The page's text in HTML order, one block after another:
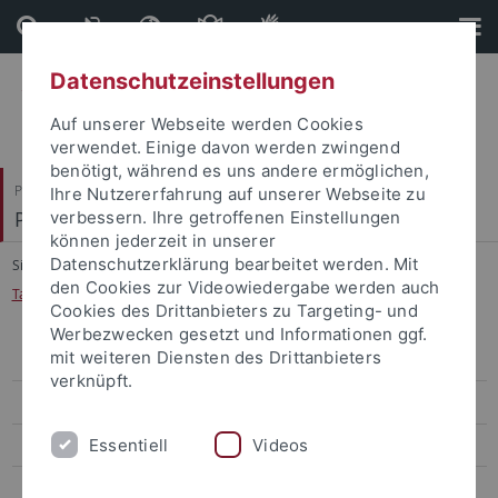
Direkt
zum
Inhalt
Direkt
zur
Fußleiste
Philosophische Fakultät
Prof. Dr. Jörg Robert
Sie sind hier: Startseite
...
Tagung Lessings Hamburgische Dramaturgie
Trilaterale Forschungskonferenzen: Freiheit der Kunst
Workshop Deutsch-Italienischer Kulturtransfer
Datenschutzeinstellungen
Auf unserer Webseite werden Cookies
verwendet. Einige davon werden zwingend
benötigt, während es uns andere ermöglichen,
Ihre Nutzererfahrung auf unserer Webseite zu
verbessern. Ihre getroffenen Einstellungen
können jederzeit in unserer
Datenschutzerklärung bearbeitet werden. Mit
den Cookies zur Videowiedergabe werden auch
Cookies des Drittanbieters zu Targeting- und
Werbezwecken gesetzt und Informationen ggf.
mit weiteren Diensten des Drittanbieters
verknüpft.
Essentiell Videos